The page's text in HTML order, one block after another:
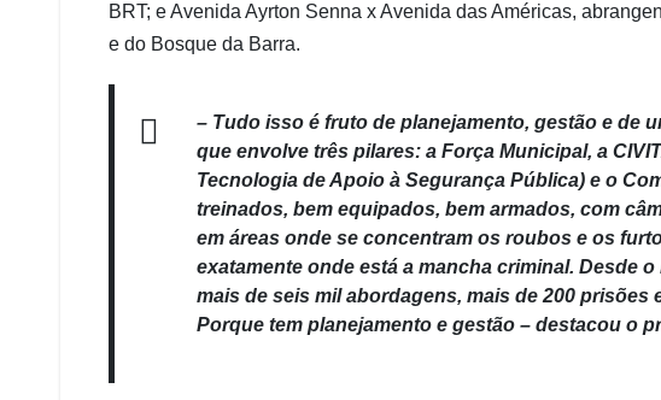
BRT; e Avenida Ayrton Senna x Avenida das Américas,
e do Bosque da Barra.
– Tudo isso é fruto de planejamento, gestão e de
que envolve três pilares: a Força Municipal, a
Tecnologia de Apoio à Segurança Pública) e o
treinados, bem equipados, bem armados, com
em áreas onde se concentram os roubos e os
exatamente onde está a mancha criminal. Desde
mais de seis mil abordagens, mais de 200
Porque tem planejamento e gestão – destacou o